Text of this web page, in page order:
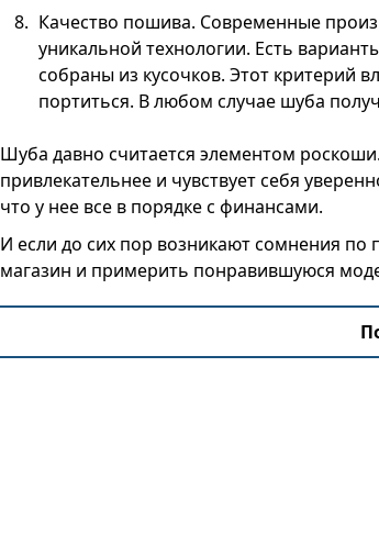
Качество пошива. Современные
уникальной технологии. Есть
собраны из кусочков. Этот критерий
портиться. В любом случае шуба
Шуба давно считается элементом
привлекательнее и чувствует себя
что у нее все в порядке с финансами.
И если до сих пор возникают сомнения по
магазин и примерить понравившуюся